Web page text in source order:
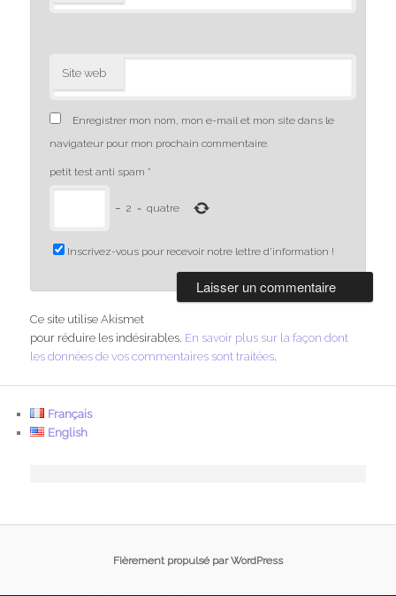
Site web
Enregistrer mon nom, mon e-mail et mon site dans le
navigateur pour mon prochain commentaire.
petit test anti spam *
− 2 = quatre
Inscrivez-vous pour recevoir notre lettre d'information !
Ce site utilise Akismet
pour réduire les indésirables. En savoir plus sur la façon dont
les données de vos commentaires sont traitées.
Français
English
Fièrement propulsé par WordPress